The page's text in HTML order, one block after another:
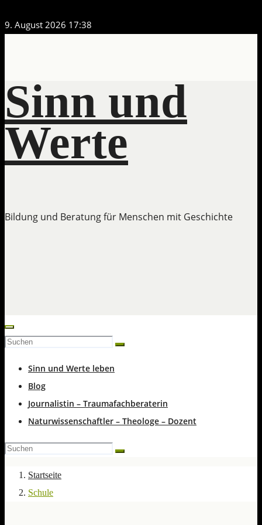
Zum
9. August 2026 17:38
Sinn und
Werte
Bildung und Beratung für Menschen mit Geschichte
Sinn und Werte leben
Blog
Journalistin – Traumafachberaterin
Naturwissenschaftler – Theologe – Dozent
Startseite
Schule